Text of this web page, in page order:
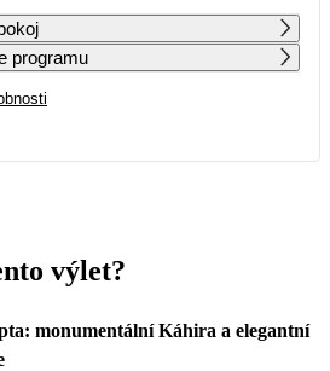
9 10
programu
výlet?
monumentální Káhira a elegantní